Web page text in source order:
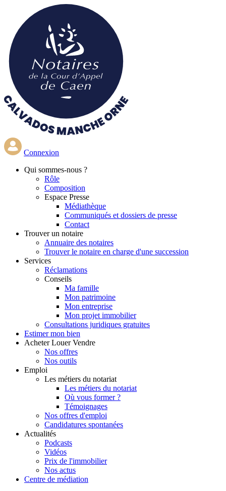
contenu
principal
Connexion
Qui sommes-nous ?
Rôle
Composition
Espace Presse
Médiathèque
Communiqués et dossiers de presse
Contact
Trouver un notaire
Annuaire des notaires
Trouver le notaire en charge d'une succession
Services
Réclamations
Conseils
Ma famille
Mon patrimoine
Mon entreprise
Mon projet immobilier
Consultations juridiques gratuites
Estimer mon bien
Acheter Louer Vendre
Nos offres
Nos outils
Emploi
Les métiers du notariat
Les métiers du notariat
Où vous former ?
Témoignages
Nos offres d'emploi
Candidatures spontanées
Actualités
Podcasts
Vidéos
Prix de l'immobilier
Nos actus
Centre de médiation